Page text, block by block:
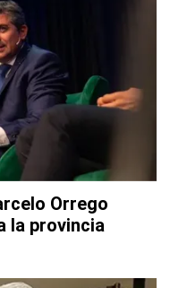
Orrego
la provincia